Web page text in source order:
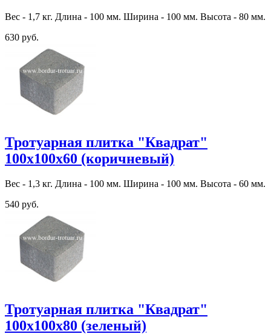
Вес - 1,7 кг. Длина - 100 мм. Ширина - 100 мм. Высота - 80 мм.
630 руб.
Тротуарная плитка "Квадрат"
100х100х60 (коричневый)
Вес - 1,3 кг. Длина - 100 мм. Ширина - 100 мм. Высота - 60 мм.
540 руб.
Тротуарная плитка "Квадрат"
100х100х80 (зеленый)